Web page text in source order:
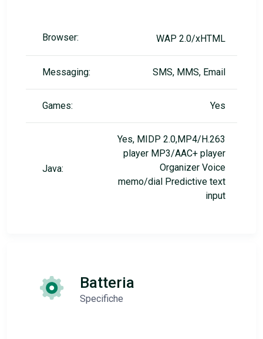
Browser: WAP 2.0/xHTML
Messaging: SMS, MMS, Email
Games: Yes
Java:
Yes, MIDP 2.0,MP4/H.263
player MP3/AAC+ player
Organizer Voice
memo/dial Predictive text
input
Batteria
Specifiche